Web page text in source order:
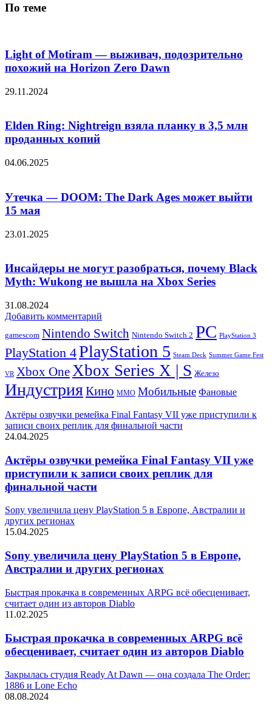
По теме
Light of Motiram — выживач, подозрительно
похожий на Horizon Zero Dawn
29.11.2024
Elden Ring: Nightreign взяла планку в 3,5 млн
проданных копий
04.06.2025
Утечка — DOOM: The Dark Ages может выйти
15 мая
23.01.2025
Инсайдеры не могут разобраться, почему Black
Myth: Wukong не вышла на Xbox Series
31.08.2024
Добавить комментарий
gamescom Nintendo Switch Nintendo Switch 2 PC PlayStation 3
PlayStation 4PlayStation 5 Steam Deck Summer Game Fest
VR Xbox OneXbox Series X | S Железо
ИндустрияКино ММО Мобильные Фановые
Актёры озвучки ремейка Final Fantasy VII уже приступили к
записи своих реплик для финальной части
24.04.2025
Актёры озвучки ремейка Final Fantasy VII уже
приступили к записи своих реплик для
финальной части
Sony увеличила цену PlayStation 5 в Европе, Австралии и
других регионах
15.04.2025
Sony увеличила цену PlayStation 5 в Европе,
Австралии и других регионах
Быстрая прокачка в современных ARPG всё обесценивает,
считает один из авторов Diablo
11.02.2025
Быстрая прокачка в современных ARPG всё
обесценивает, считает один из авторов Diablo
Закрылась студия Ready At Dawn — она создала The Order:
1886 и Lone Echo
08.08.2024